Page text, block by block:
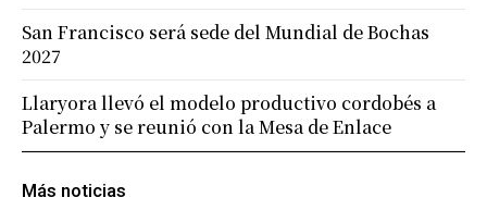
Más noticias
San Francisco será sede del Mundial de Bochas
2027
Llaryora llevó el modelo productivo cordobés a
Palermo y se reunió con la Mesa de Enlace